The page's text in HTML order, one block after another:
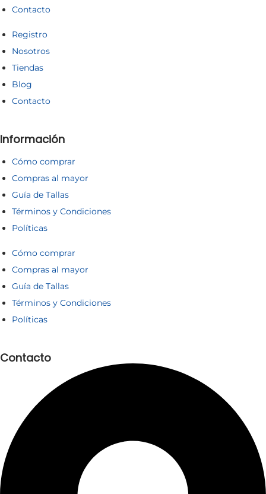
Contacto
Registro
Nosotros
Tiendas
Blog
Contacto
Información
Cómo comprar
Compras al mayor
Guía de Tallas
Términos y Condiciones
Políticas
Cómo comprar
Compras al mayor
Guía de Tallas
Términos y Condiciones
Políticas
Contacto